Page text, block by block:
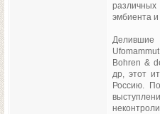
эмбиента и
Bohren &
др, этот
Россию.